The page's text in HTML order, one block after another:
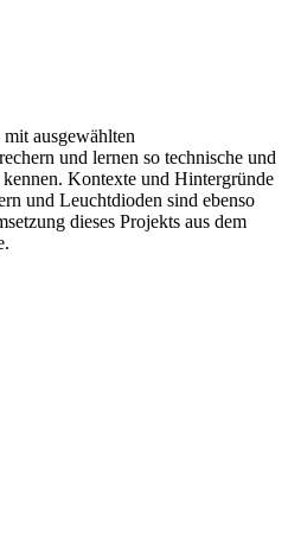
ausgewählten
und lernen so technische und
kennen. Kontexte und Hintergründe
und Leuchtdioden sind ebenso
dieses Projekts aus dem